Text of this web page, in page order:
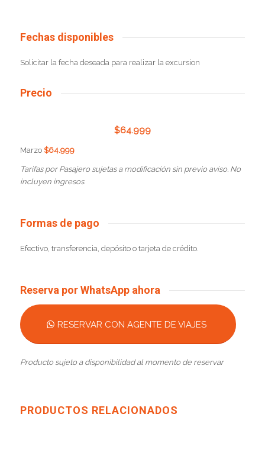
Fechas disponibles
Solicitar la fecha deseada para realizar la excursion
Precio
$64.999
Marzo $64.999
Tarifas por Pasajero sujetas a modificación sin previo aviso. No
incluyen ingresos.
Formas de pago
Efectivo, transferencia, depósito o tarjeta de crédito.
Reserva por WhatsApp ahora
RESERVAR CON AGENTE DE VIAJES
Producto sujeto a disponibilidad al momento de reservar
PRODUCTOS RELACIONADOS